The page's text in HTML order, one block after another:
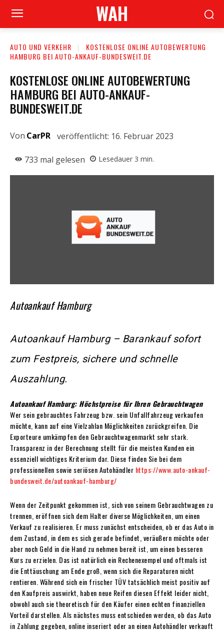
WAH
AUTO UND VERKEHR
KOSTENLOSE ONLINE AUTOBEWERTUNG
HAMBURG BEI AUTO-ANKAUF-BUNDESWEIT.DE
KOSTENLOSE ONLINE AUTOBEWERTUNG
HAMBURG BEI AUTO-ANKAUF-
BUNDESWEIT.DE
Von CarPR veröffentlicht: 16. Februar 2023
733 mal gelesen Lesedauer 3 min.
Autoankauf Hamburg
Autoankauf Hamburg – Barankauf sofort
zum Festpreis, sichere und schnelle
Auszahlung.
Autoankauf Hamburg: Höchstpreise für Ihren Gebrauchtwagen
Wer sein gebrauchtes Fahrzeug bzw. sein Unfallfahrzeug verkaufen
möchte, kann auf eine Vielzahlan Möglichkeiten zurückgreifen. Die
Exporteure umkämpfen den Gebrauchtwagenmarkt sehr stark.
Transparenz in der Berechnung stellt für die meisten Kunden ein
essenziell wichtiges Kriterium dar. Diese finden Sie bei dem
professionellen sowie seriösen Autohändler https://www.auto-ankauf-
bundesweit.de/autoankauf-hamburg/
Wenn der Zeitpunkt gekommen ist, sich von seinem Gebrauchtwagen zu
trennen, eröffnen sich dem Halter diverse Möglichkeiten, um einen
Verkauf zu realisieren. Er muss zunächst entscheiden, ob er das Auto in
dem Zustand, in dem es sich gerade befindet, veräußern möchte oder
aber noch Geld in die Hand zu nehmen bereit ist, um einen besseren
Kurs zu erzielen. Das ist natürlich ein Rechenexempel und oftmals ist
die Enttäuschung am Ende groß, wenn sich die Reparaturen nicht
rentieren. Während sich ein frischer TÜV tatsächlich meist positiv auf
den Kaufpreis auswirkt, haben neue Reifen diesen Effekt leider nicht,
obwohl auch sie theoretisch für den Käufer einen echten finanziellen
Vorteil darstellen. Als nächstes muss entschieden werden, ob das Auto
in Zahlung gegeben, online inseriert oder an einen Autohändler verkauft